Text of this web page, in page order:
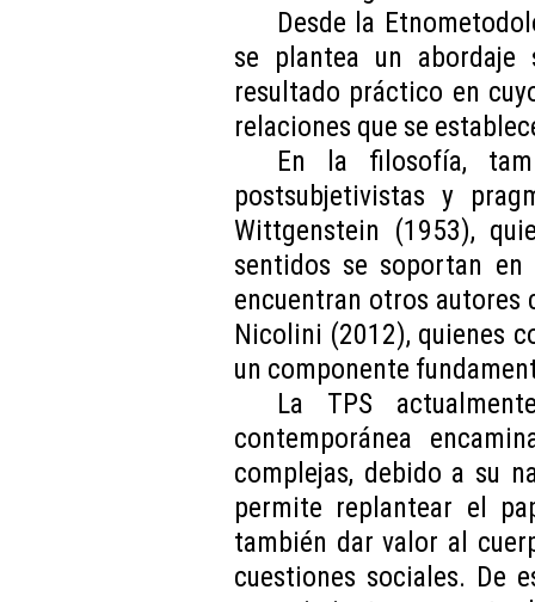
Desde la
se plantea un
resultado práctico en
relaciones que se
En la filosofía,
postsubjetivistas y
Wittgenstein (1953),
sentidos se soportan
encuentran otros autores
Nicolini (2012), quienes
un componente
La TPS
contemporánea
complejas, debido a su
permite replantear el
también dar valor al
cuestiones sociales. De